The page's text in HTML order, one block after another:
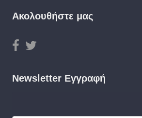
Ακολουθήστε μας
Newsletter Εγγραφή